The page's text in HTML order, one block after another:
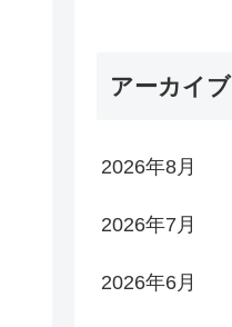
アーカイブ
2026年8月
2026年7月
2026年6月